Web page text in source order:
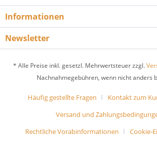
Informationen
Newsletter
* Alle Preise inkl. gesetzl. Mehrwertsteuer zzgl.
Nachnahmegebühren, wenn nicht anders
Häufig gestellte Fragen
Kontakt zum
Versand und
Rechtliche Vorabinformationen
Cookie-